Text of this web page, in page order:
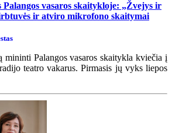
vasaros skaitykloje: „Žvejys ir
ir atviro mikrofono skaitymai
mininti Palangos vasaros skaitykla kviečia į
teatro vakarus. Pirmasis jų vyks liepos